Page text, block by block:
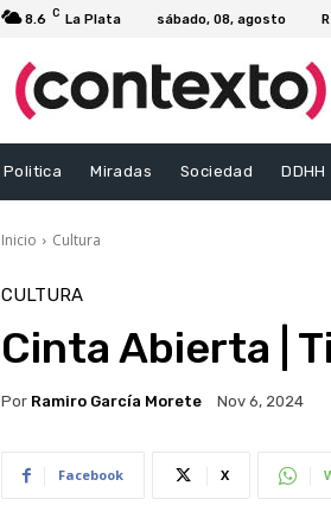
8.6 C La Plata sábado, 08, agosto
Politica Miradas Sociedad DDHH
Inicio Cultura
CULTURA
Cinta Abierta |
Por Ramiro García Morete Nov 6, 2024
Facebook X